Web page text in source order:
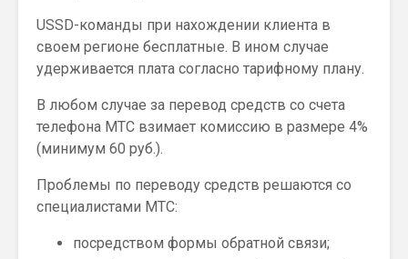
USSD-команды при нахождении клиента в
своем регионе бесплатные. В ином случае
удерживается плата согласно тарифному плану.
В любом случае за перевод средств со счета
телефона МТС взимает комиссию в размере 4%
(минимум 60 руб.).
Проблемы по переводу средств решаются со
специалистами МТС:
посредством формы обратной связи;